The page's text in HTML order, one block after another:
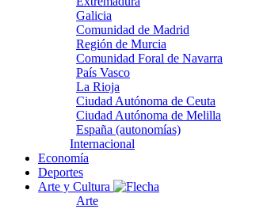
Galicia
Comunidad de Madrid
Región de Murcia
Comunidad Foral de Navarra
País Vasco
La Rioja
Ciudad Autónoma de Ceuta
Ciudad Autónoma de Melilla
España (autonomías)
Internacional
Economía
Deportes
Arte y Cultura
Arte